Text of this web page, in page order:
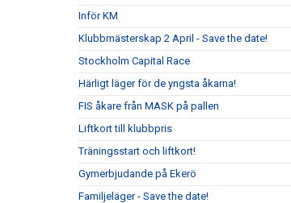
Inför KM
Klubbmästerskap 2 April - Save the date!
Stockholm Capital Race
Härligt läger för de yngsta åkarna!
FIS åkare från MASK på pallen
Liftkort till klubbpris
Träningsstart och liftkort!
Gymerbjudande på Ekerö
Familjeläger - Save the date!